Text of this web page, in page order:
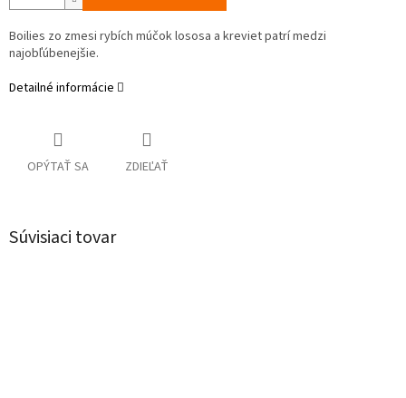
Boilies zo zmesi rybích múčoklososa a krevietpatrímedzi
najobľúbenejšie.
Detailné informácie
OPÝTAŤ SA ZDIEĽAŤ
Súvisiaci tovar